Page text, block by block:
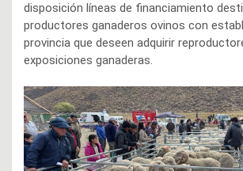
disposición líneas de financiamiento
productores ganaderos ovinos con
provincia que deseen adquirir
exposiciones ganaderas.